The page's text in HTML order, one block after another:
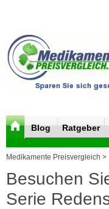
Blog Ratgeber
Medikamente Preisvergleich >
Besuchen
Serie